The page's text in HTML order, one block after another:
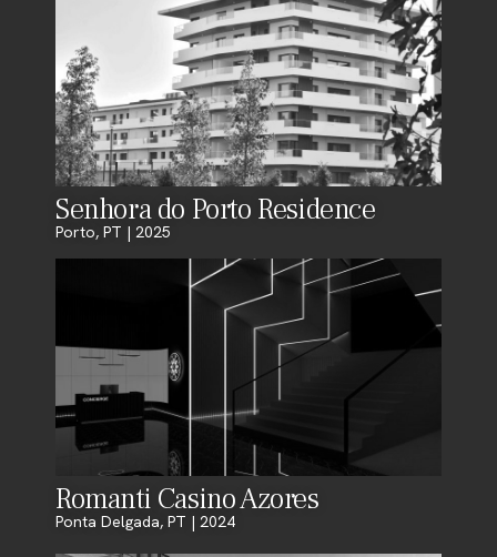
Senhora do Porto Residence
Porto, PT | 2025
Romanti Casino Azores
Ponta Delgada, PT | 2024